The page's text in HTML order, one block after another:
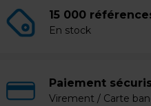
15 000
En stock
Paiement
Virement / Carte